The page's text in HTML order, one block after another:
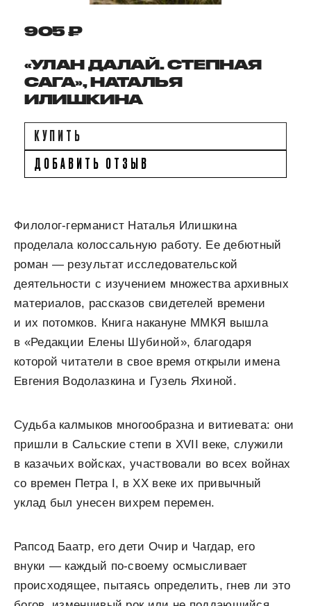
905 ₽
«УЛАН ДАЛАЙ. СТЕПНАЯ
САГА», НАТАЛЬЯ
ИЛИШКИНА
КУПИТЬ
ДОБАВИТЬ ОТЗЫВ
Филолог-германист Наталья Илишкина
проделала колоссальную работу. Ее дебютный
роман — результат исследовательской
деятельности с изучением множества архивных
материалов, рассказов свидетелей времени
и их потомков. Книга накануне ММКЯ вышла
в «Редакции Елены Шубиной», благодаря
которой читатели в свое время открыли имена
Евгения Водолазкина и Гузель Яхиной.
Судьба калмыков многообразна и витиевата: они
пришли в Сальские степи в XVII веке, служили
в казачьих войсках, участвовали во всех войнах
со времен Петра I, в ХХ веке их привычный
уклад был унесен вихрем перемен.
Рапсод Баатр, его дети Очир и Чагдар, его
внуки — каждый по‑своему осмысливает
происходящее, пытаясь определить, гнев ли это